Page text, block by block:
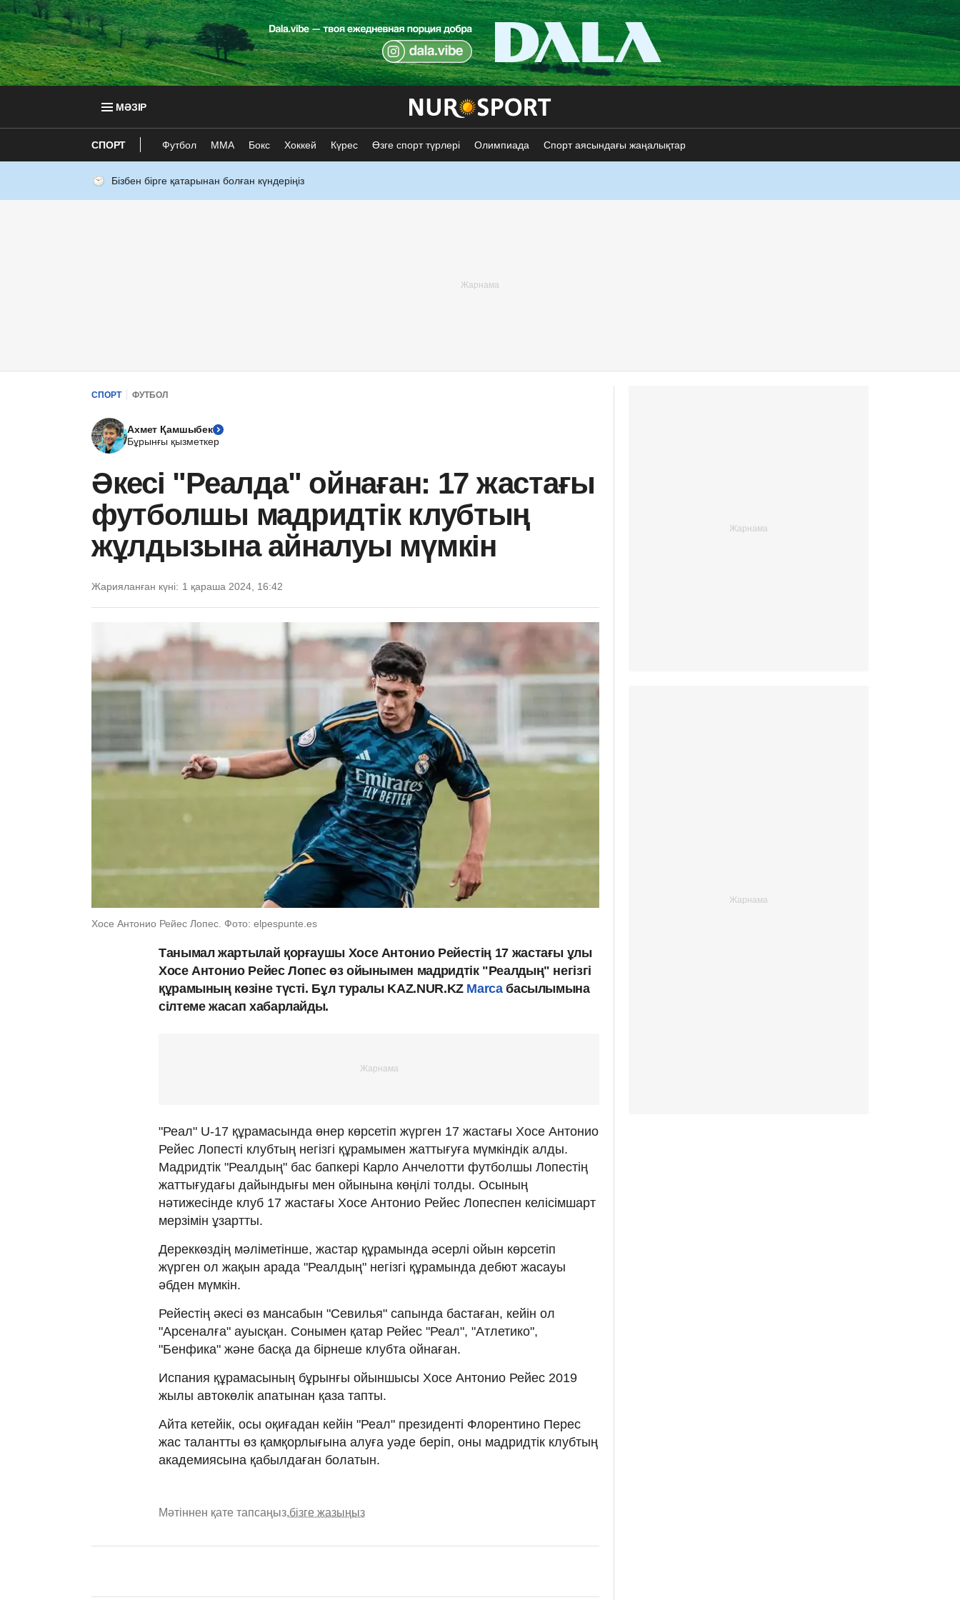
МӘЗІР
СПОРТ Футбол ММА Бокс Хоккей Күрес Өзге спорт түрлері Олимпиада Спорт аясындағы жаңалықтар
Бізбен бірге қатарынан болған күндеріңіз
СПОРТ ФУТБОЛ
Ахмет Қамшыбек
Бұрынғы қызметкер
Әкесі "Реалда" ойнаған: 17 жастағы
футболшы мадридтік клубтың
жұлдызына айналуы мүмкін
Жарияланған күні: 1 қараша 2024, 16:42
Хосе Антонио Рейес Лопес. Фото: elpespunte.es
Танымал жартылай қорғаушы Хосе Антонио Рейестің 17 жастағы ұлы
Хосе Антонио Рейес Лопес өз ойынымен мадридтік "Реалдың" негізгі
құрамының көзіне түсті. Бұл туралы KAZ.NUR.KZ Marcaбасылымына
сілтеме жасап хабарлайды.
"Реал" U-17 құрамасында өнер көрсетіп жүрген 17 жастағы Хосе Антонио
Рейес Лопесті клубтың негізгі құрамымен жаттығуға мүмкіндік алды.
Мадридтік "Реалдың" бас бапкері Карло Анчелотти футболшы Лопестің
жаттығудағы дайындығы мен ойынына көңілі толды. Осының
нәтижесінде клуб 17 жастағы Хосе Антонио Рейес Лопеспен келісімшарт
мерзімін ұзартты.
Дереккөздің мәліметінше, жастар құрамында әсерлі ойын көрсетіп
жүрген ол жақын арада "Реалдың" негізгі құрамында дебют жасауы
әбден мүмкін.
Рейестің әкесі өз мансабын "Севилья" сапында бастаған, кейін ол
"Арсеналға" ауысқан. Сонымен қатар Рейес "Реал", "Атлетико",
"Бенфика" және басқа да бірнеше клубта ойнаған.
Испания құрамасының бұрынғы ойыншысы Хосе Антонио Рейес 2019
жылы автокөлік апатынан қаза тапты.
Айта кетейік, осы оқиғадан кейін "Реал" президенті Флорентино Перес
жас талантты өз қамқорлығына алуға уәде беріп, оны мадридтік клубтың
академиясына қабылдаған болатын.
Мәтіннен қате тапсаңыз,бізге жазыңыз